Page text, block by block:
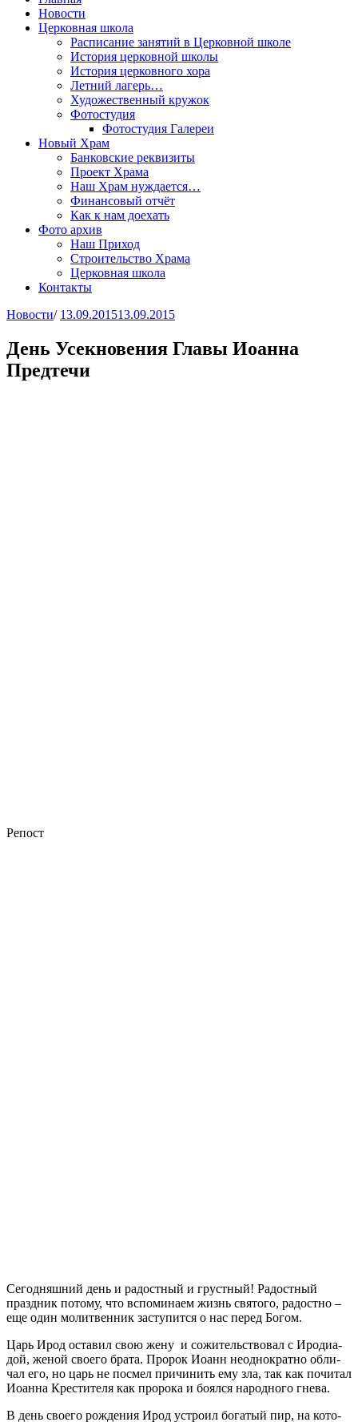
Новости
Церковная школа
Расписание занятий в Церковной школе
История церковной школы
История церковного хора
Летний лагерь…
Художественный кружок
Фотостудия
Фотостудия Галереи
Новый Храм
Банковские реквизиты
Проект Храма
Наш Храм нуждается…
Финансовый отчёт
Как к нам доехать
Фото архив
Наш Приход
Строительство Храма
Церковная школа
Контакты
Новости/ 13.09.201513.09.2015
День Усекновения Главы Иоанна
Предтечи
Репост
Сегодняшний день и радостный и грустный! Радостный
праздник потому, что вспоминаем жизнь святого, радостно –
еще один молитвенник заступится о нас перед Богом.
Царь Ирод оста­вил свою жену и со­жи­тель­ство­вал с Иро­ди­а­
дой, же­ной сво­е­го бра­та. Про­рок Иоанн неод­но­крат­но об­ли­
чал его, но царь не по­смел при­чи­нить ему зла, так как по­чи­тал
Иоан­на Кре­сти­те­ля как про­ро­ка и бо­ял­ся на­род­но­го гне­ва.
В день сво­е­го рож­де­ния Ирод устро­ил бо­га­тый пир, на ко­то­